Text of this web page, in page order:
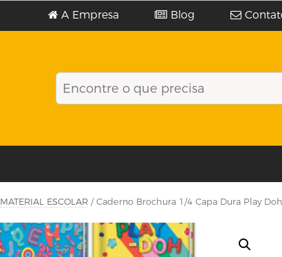
A Empresa Blog
MATERIAL ESCOLAR / Caderno Brochura 1/4 Capa Dura Play